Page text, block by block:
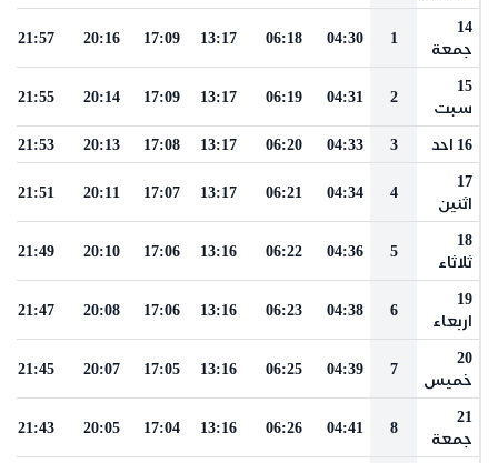
14
جمعة
1
04:30
06:18
13:17
17:09
20:16
21:57
15
سبت
2
04:31
06:19
13:17
17:09
20:14
21:55
16 احد 3
04:33
06:20
13:17
17:08
20:13
21:53
17
اثنين
4
04:34
06:21
13:17
17:07
20:11
21:51
18
ثلاثاء
5
04:36
06:22
13:16
17:06
20:10
21:49
19
اربعاء
6
04:38
06:23
13:16
17:06
20:08
21:47
20
خميس
7
04:39
06:25
13:16
17:05
20:07
21:45
21
جمعة
8
04:41
06:26
13:16
17:04
20:05
21:43